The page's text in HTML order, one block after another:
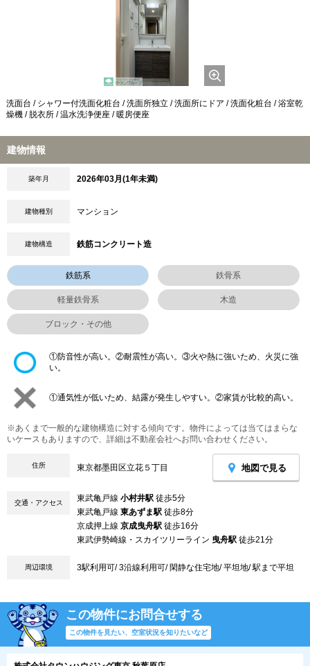
洗面台 / シャワー付洗面化粧台 / 洗面所独立 / 洗面所にドア / 洗面化粧台 / 浴室乾
燥機 / 脱衣所 / 温水洗浄便座 / 暖房便座
建物情報
築年月 2026年03月(1年未満)
建物種別 マンション
建物構造 鉄筋コンクリート造
鉄筋系 鉄骨系
軽量鉄骨系 木造
ブロック・その他
①防音性が高い。②耐震性が高い。③火や熱に強いため、火災に強
い。
①通気性が低いため、結露が発生しやすい。②家賃が比較的高い。
※あくまで一般的な建物構造に対する傾向です。物件によっては当てはまらな
いケースもありますので、詳細は不動産会社へお問い合わせください。
住所 東京都墨田区立花５丁目 地図で見る
交通・アクセス 東武亀戸線 小村井駅 徒歩5分
東武亀戸線 東あずま駅 徒歩8分
京成押上線 京成曳舟駅 徒歩16分
東武伊勢崎線・スカイツリーライン 曳舟駅 徒歩21分
周辺環境 3駅利用可/ 3沿線利用可/ 閑静な住宅地/ 平坦地/ 駅まで平坦
この物件にお問合せする
この物件を見たい、空室状況を知りたいなど